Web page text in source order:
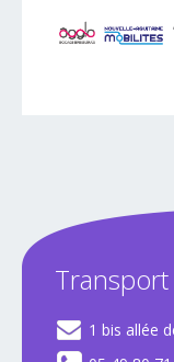
Transport
1 bis allée